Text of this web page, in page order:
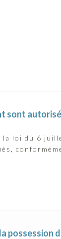
sont
la loi du 6
possession